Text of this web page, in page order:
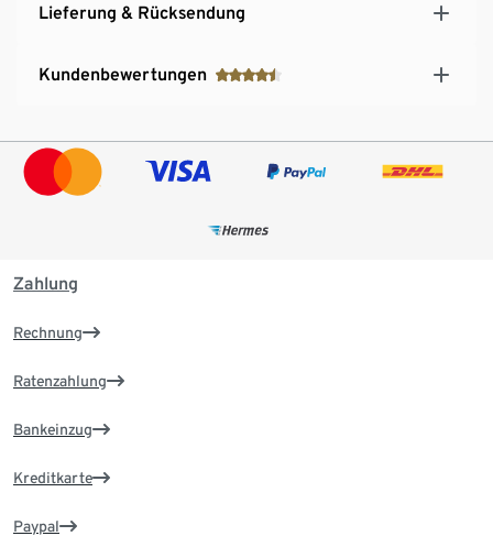
Lieferung & Rücksendung
Kundenbewertungen
Zahlung
Rechnung
Ratenzahlung
Bankeinzug
Kreditkarte
Paypal